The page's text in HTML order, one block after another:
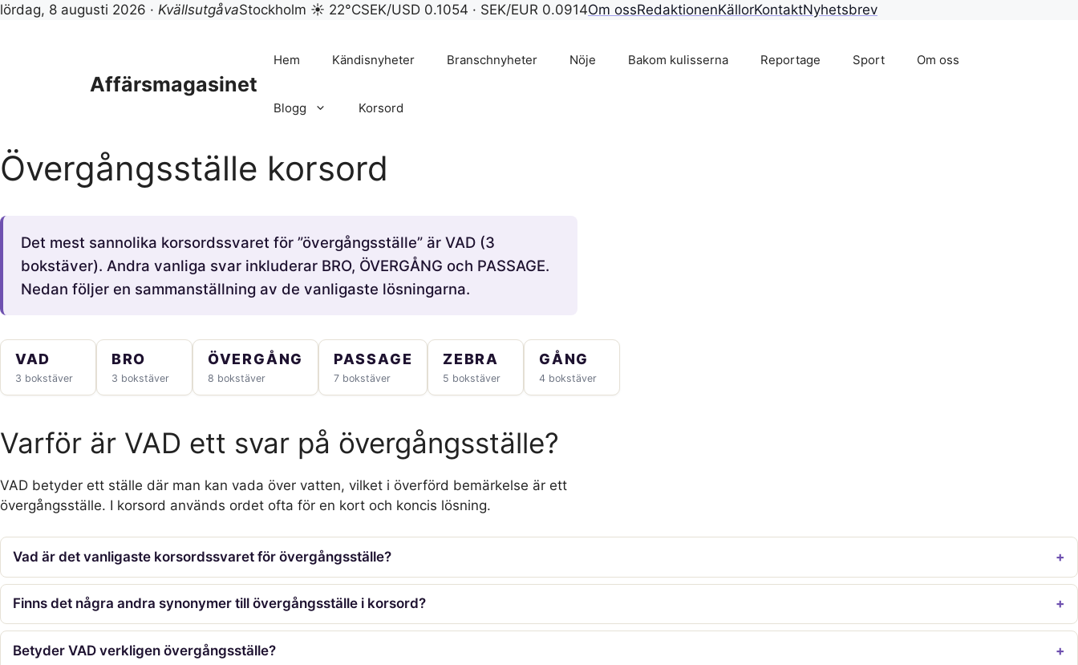
lördag, 8 augusti 2026 · KvällsutgåvaStockholm ☀ 22°CSEK/USD 0.1054 · SEK/EUR 0.0914Om ossRedaktionenKällorKontaktNyhetsbrev
Affärsmagasinet
Hem Kändisnyheter Branschnyheter Nöje Bakom kulisserna Reportage Sport Om oss
Blogg Korsord
Övergångsställe korsord
Det mest sannolika korsordssvaret för ”övergångsställe” är VAD (3
bokstäver). Andra vanliga svar inkluderar BRO, ÖVERGÅNG och PASSAGE.
Nedan följer en sammanställning av de vanligaste lösningarna.
VAD
3 bokstäver
BRO
3 bokstäver
ÖVERGÅNG
8 bokstäver
PASSAGE
7 bokstäver
ZEBRA
5 bokstäver
GÅNG
4 bokstäver
Varför är VAD ett svar på övergångsställe?
VAD betyder ett ställe där man kan vada över vatten, vilket i överförd bemärkelse är ett
övergångsställe. I korsord används ordet ofta för en kort och koncis lösning.
Vad är det vanligaste korsordssvaret för övergångsställe?
Finns det några andra synonymer till övergångsställe i korsord?
Betyder VAD verkligen övergångsställe?